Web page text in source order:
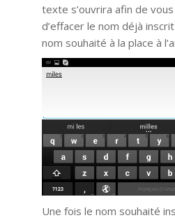
texte s’ouvrira afin de
d’effacer le nom déjà
nom souhaité à la place à
Une fois le nom souhaité